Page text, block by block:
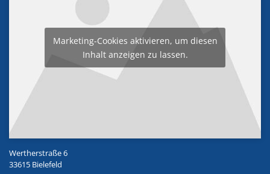
Marketing-Cookies aktivieren, um diesen
Inhalt anzeigen zu lassen.
Wertherstraße 6
33615 Bielefeld